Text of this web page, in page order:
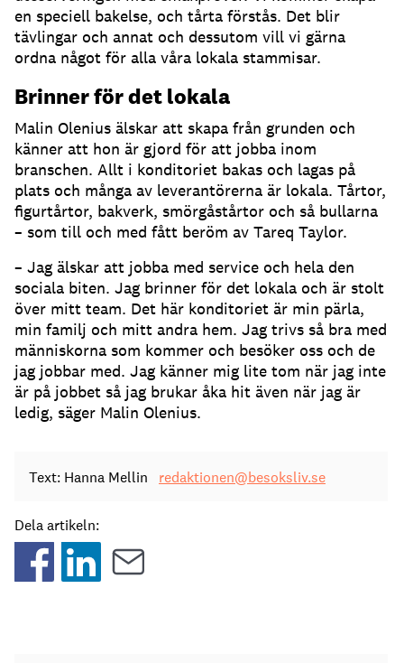
en speciell bakelse, och tårta förstås. Det blir
tävlingar och annat och dessutom vill vi gärna
ordna något för alla våra lokala stammisar.
Brinner för det lokala
Malin Olenius älskar att skapa från grunden och
känner att hon är gjord för att jobba inom
branschen. Allt i konditoriet bakas och lagas på
plats och många av leverantörerna är lokala. Tårtor,
figurtårtor, bakverk, smörgåstårtor och så bullarna
– som till och med fått beröm av Tareq Taylor.
– Jag älskar att jobba med service och hela den
sociala biten. Jag brinner för det lokala och är stolt
över mitt team. Det här konditoriet är min pärla,
min familj och mitt andra hem. Jag trivs så bra med
människorna som kommer och besöker oss och de
jag jobbar med. Jag känner mig lite tom när jag inte
är på jobbet så jag brukar åka hit även när jag är
ledig, säger Malin Olenius.
Text: Hanna Mellin redaktionen@besoksliv.se
Dela artikeln: